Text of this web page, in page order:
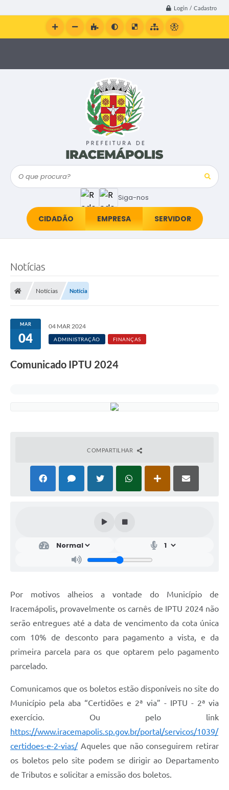
Login / Cadastro
Siga-nos
O que procura?
CIDADÃO EMPRESA SERVIDOR
Notícias
Notícias Notícia
MAR
04
04 MAR 2024
ADMINISTRAÇÃO FINANÇAS
Comunicado IPTU 2024
COMPARTILHAR
Por motivos alheios a vontade do Município de
Iracemápolis, provavelmente os carnês de IPTU 2024 não
serão entregues até a data de vencimento da cota única
com 10% de desconto para pagamento a vista, e da
primeira parcela para os que optarem pelo pagamento
parcelado.
Comunicamos que os boletos estão disponíveis no site do
Município pela aba “Certidões e 2ª via” - IPTU - 2ª via
exercício. Ou pelo link
https://www.iracemapolis.sp.gov.br/portal/servicos/1039/
certidoes-e-2-vias/Aqueles que não conseguirem retirar
os boletos pelo site podem se dirigir ao Departamento
de Tributos e solicitar a emissão dos boletos.